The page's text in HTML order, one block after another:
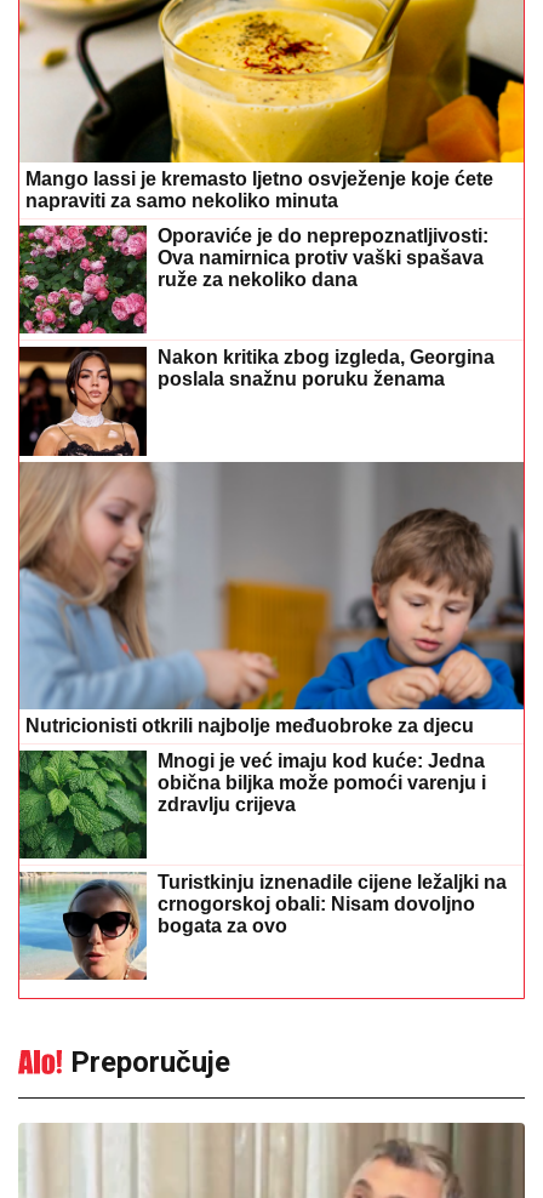
Mango lassi je kremasto ljetno osvježenje koje ćete
napraviti za samo nekoliko minuta
Oporaviće je do neprepoznatljivosti:
Ova namirnica protiv vaški spašava
ruže za nekoliko dana
Nakon kritika zbog izgleda, Georgina
poslala snažnu poruku ženama
Nutricionisti otkrili najbolje međuobroke za djecu
Mnogi je već imaju kod kuće: Jedna
obična biljka može pomoći varenju i
zdravlju crijeva
Turistkinju iznenadile cijene ležaljki na
crnogorskoj obali: Nisam dovoljno
bogata za ovo
Preporučuje